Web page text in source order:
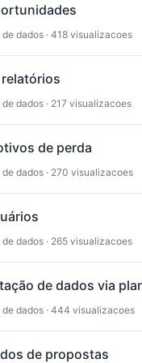
dados · 418 visualizacoes
dados · 217 visualizacoes
de perda
dados · 270 visualizacoes
dados · 265 visualizacoes
de dados via
dados · 444 visualizacoes
de propostas